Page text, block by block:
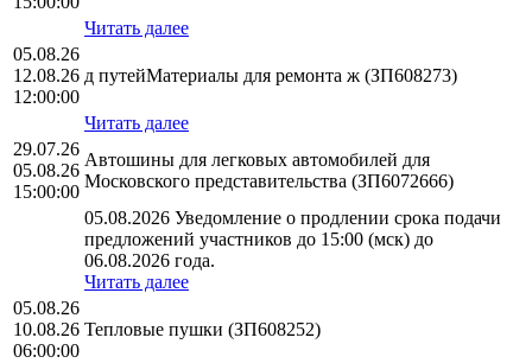
Читать далее
05.08.26
12.08.26
12:00:00
д путейМатериалы для ремонта ж (ЗП608273)
Читать далее
29.07.26
05.08.26
15:00:00
Автошины для легковых автомобилей для
Московского представительства (ЗП6072666)
05.08.2026 Уведомление о продлении срока подачи
предложений участников до 15:00 (мск) до
06.08.2026 года.
Читать далее
05.08.26
10.08.26
06:00:00
Тепловые пушки (ЗП608252)